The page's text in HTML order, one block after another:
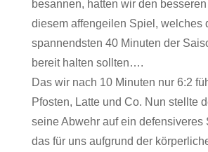
besannen, hatten wir den
diesem affengeilen Spiel, welches
spannendsten 40 Minuten der
bereit halten sollten….
Das wir nach 10 Minuten nur 6:2
Pfosten, Latte und Co. Nun stellte
seine Abwehr auf ein defensiveres
das für uns aufgrund der